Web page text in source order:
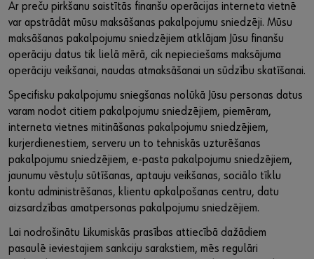
Ar preču pirkšanu saistītās finanšu operācijas interneta vietnē
var apstrādāt mūsu maksāšanas pakalpojumu sniedzēji. Mūsu
maksāšanas pakalpojumu sniedzējiem atklājam Jūsu finanšu
operāciju datus tik lielā mērā, cik nepieciešams maksājuma
operāciju veikšanai, naudas atmaksāšanai un sūdzību skatīšanai.
Specifisku pakalpojumu sniegšanas nolūkā Jūsu personas datus
varam nodot citiem pakalpojumu sniedzējiem, piemēram,
interneta vietnes mitināšanas pakalpojumu sniedzējiem,
kurjerdienestiem, serveru un to tehniskās uzturēšanas
pakalpojumu sniedzējiem, e-pasta pakalpojumu sniedzējiem,
jaunumu vēstuļu sūtīšanas, aptauju veikšanas, sociālo tīklu
kontu administrēšanas, klientu apkalpošanas centru, datu
aizsardzības amatpersonas pakalpojumu sniedzējiem.
Lai nodrošinātu Likumiskās prasības attiecībā dažādiem
pasaulē ieviestajiem sankciju sarakstiem, mēs regulāri